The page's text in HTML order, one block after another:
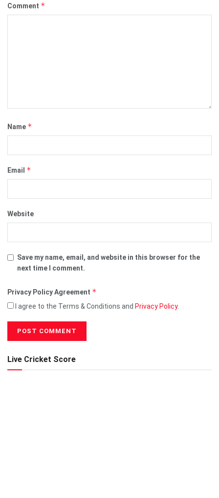
Comment *
Name *
Email *
Website
Save my name, email, and website in this browser for the
next time I comment.
Privacy Policy Agreement *
I agree to the Terms & Conditions and Privacy Policy.
Live Cricket Score